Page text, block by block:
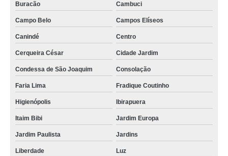
aquecedor rheem 36 Vila Mariana
onde vende aquecedor gás rinnai Bela Vista
aquecedor bosch 36 litros conserto Campo Belo
venda de aquecedor a gás bosch Ibirapuera
venda de aquecedor bosch 23 litros Itaquera
aquecedor bosch 8 litros Piracuama
Buracão Cambuci
Campo Belo Campos Elíseos
Canindé Centro
Cerqueira César Cidade Jardim
Condessa de São Joaquim Consolação
Faria Lima Fradique Coutinho
Higienópolis Ibirapuera
Itaim Bibi Jardim Europa
Jardim Paulista Jardins
Liberdade Luz